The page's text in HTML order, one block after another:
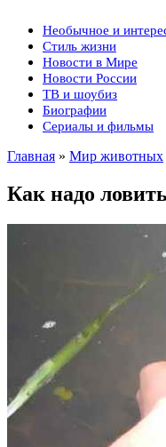
Необычное и
Стиль жизни
Новости в Мире
Новости России
ТВ и шоубиз
Биографии
Сериалы и фильмы
Главная » Мир животных
Как надо